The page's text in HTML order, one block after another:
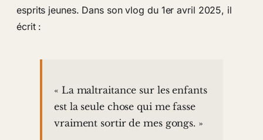
esprits jeunes. Dans son vlog du 1er avril 2025, il
écrit :
« La maltraitance sur les enfants
est la seule chose qui me fasse
vraiment sortir de mes gongs. »